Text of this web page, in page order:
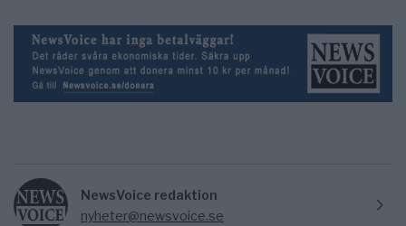
NewsVoice redaktion
nyheter@newsvoice.se